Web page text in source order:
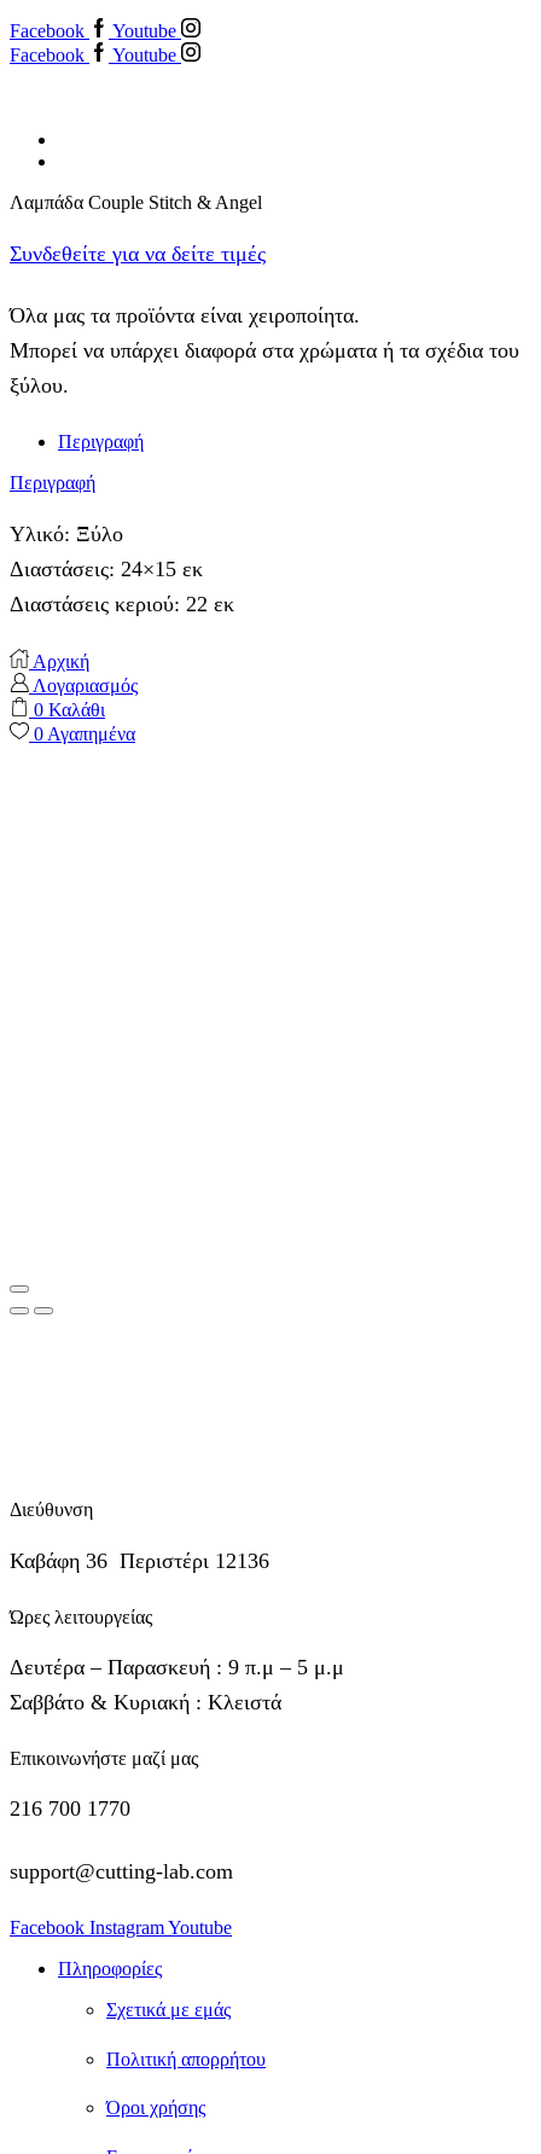
Facebook
Youtube
Facebook
Youtube
Λαμπάδα Couple Stitch & Angel
Συνδεθείτε για να δείτε τιμές
Όλα μας τα προϊόντα είναι χειροποίητα.
Μπορεί να υπάρχει διαφορά στα χρώματα ή τα σχέδια του
ξύλου.
Περιγραφή
Περιγραφή
Υλικό: Ξύλο
Διαστάσεις: 24×15 εκ
Διαστάσεις κεριού: 22 εκ
Αρχική
Λογαριασμός
0 Καλάθι
0Αγαπημένα
Διεύθυνση
Καβάφη 36 Περιστέρι 12136
Ώρες λειτουργείας
Δευτέρα – Παρασκευή : 9 π.μ – 5 μ.μ
Σαββάτο & Κυριακή : Κλειστά
Επικοινωνήστε μαζί μας
216 700 1770
support@cutting-lab.com
Facebook InstagramYoutube
Πληροφορίες
Σχετικά με εμάς
Πολιτική απορρήτου
Όροι χρήσης